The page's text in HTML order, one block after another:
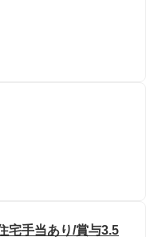
宅手当あり/賞与3.5